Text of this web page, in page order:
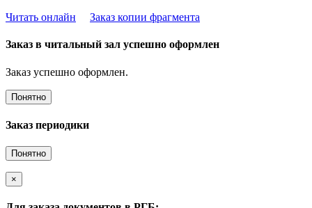
Читать онлайн
Заказ копии фрагмента
Заказ в читальный зал успешно оформлен
Заказ успешно оформлен.
Понятно
Заказ периодики
Понятно
×